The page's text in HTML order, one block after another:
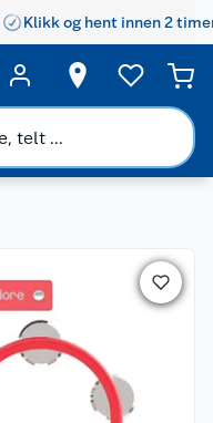
Klikk og hent innen 2